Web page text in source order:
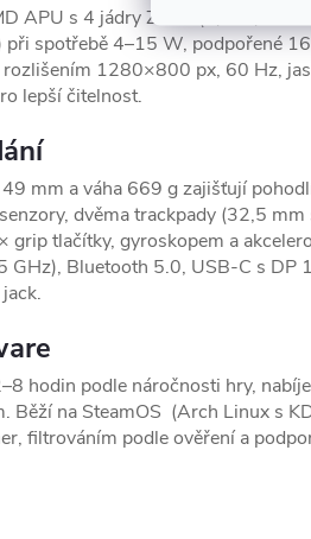
APU s 4 jádry Zen 2 (2,4–3,5
spotřebě 4–15 W, podpořené
rozlišením 1280×800 px, 60 Hz,
lepší čitelnost.
mm a váha 669 g zajišťují
dvěma trackpady (32,5
grip tlačítky, gyroskopem a
Bluetooth 5.0, USB-C s DP
hodin podle náročnosti hry,
Běží na SteamOS (Arch Linux s
filtrováním podle ověření a